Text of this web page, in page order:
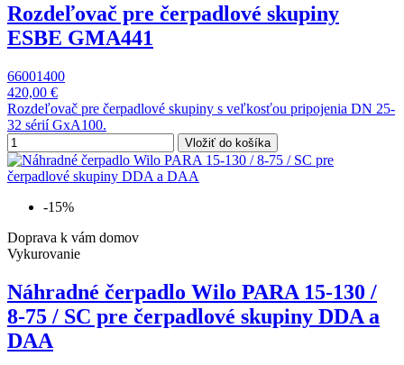
Rozdeľovač pre čerpadlové skupiny
ESBE GMA441
66001400
420,00 €
Rozdeľovač pre čerpadlové skupiny s veľkosťou pripojenia DN 25-
32 sérií GxA100.
Vložiť do košíka
-15%
Doprava k vám domov
Vykurovanie
Náhradné čerpadlo Wilo PARA 15-130 /
8-75 / SC pre čerpadlové skupiny DDA a
DAA